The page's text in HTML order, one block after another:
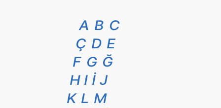
A B C
Ç D E
F G Ğ
H I İ J
K L M